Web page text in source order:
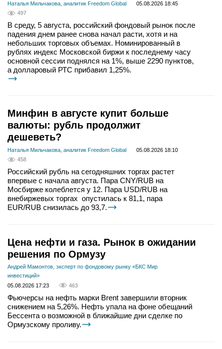
Наталья Мильчакова, аналитик Freedom Global
05.08.2026 18:45
497
В среду, 5 августа, российский фондовый рынок после
падения днем ранее снова начал расти, хотя и на
небольших торговых объемах. Номинированный в
рублях индекс Московской биржи к последнему часу
основной сессии поднялся на 1%, выше 2290 пунктов,
а долларовый РТС прибавил 1,25%.
Минфин в августе купит больше
валюты: рубль продолжит
дешеветь?
Наталья Мильчакова, аналитик Freedom Global
05.08.2026 18:10
458
Российский рубль на сегодняшних торгах растет
впервые с начала августа. Пара CNY/RUB на
Мосбирже колеблется у 12. Пара USD/RUB на
внебиржевых торгах опустилась к 81,1, пара
EUR/RUB снизилась до 93,7.
Цена нефти и газа. Рынок в ожидании
решения по Ормузу
Андрей Мамонтов, эксперт по фондовому рынку «БКС Мир
инвестиций»
05.08.2026 17:23
463
Фьючерсы на нефть марки Brent завершили вторник
снижением на 5,26%. Нефть упала на фоне обещаний
Бессента о возможной в ближайшие дни сделке по
Ормузскому проливу.